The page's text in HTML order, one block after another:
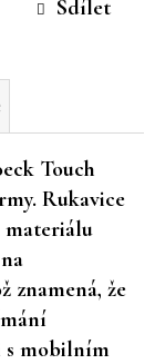
Sdílet
Touch
Rukavice
materiálu
znamená, že
s mobilním